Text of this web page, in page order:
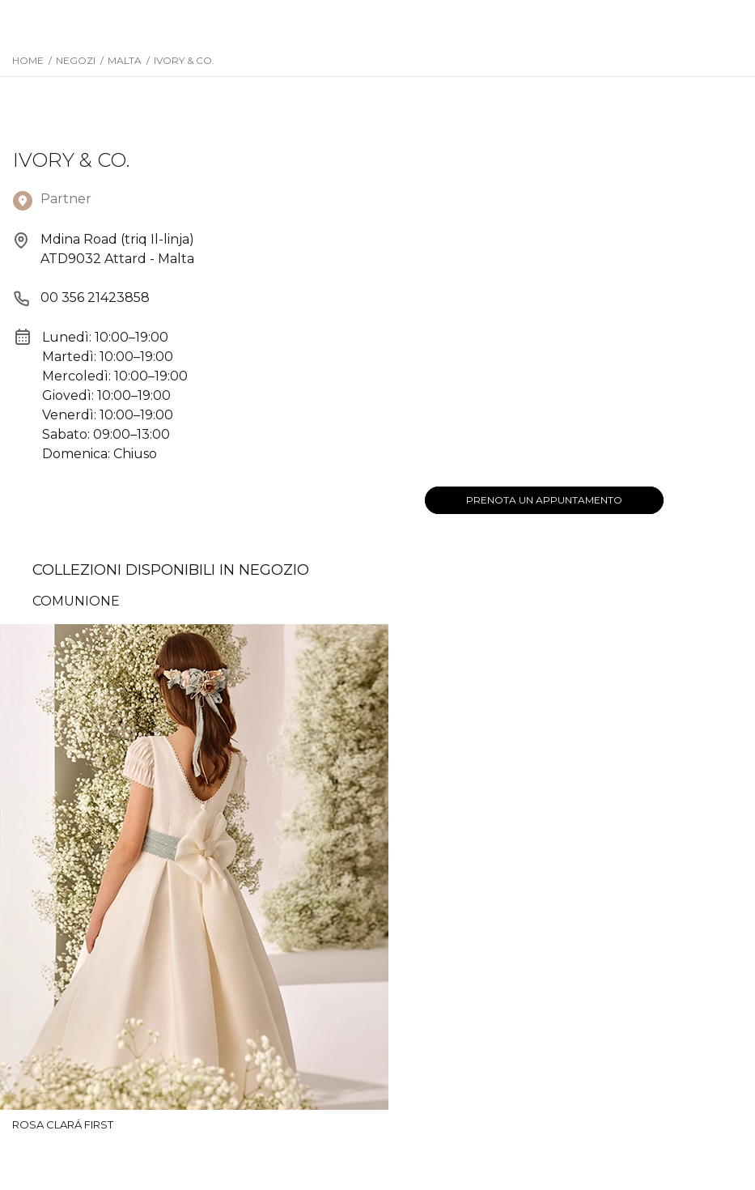
HOME / NEGOZI / MALTA / IVORY & CO.
IVORY & CO.
Partner
Mdina Road (triq Il-linja)
ATD9032 Attard - Malta
00 356 21423858
Lunedì: 10:00–19:00
Martedì: 10:00–19:00
Mercoledì: 10:00–19:00
Giovedì: 10:00–19:00
Venerdì: 10:00–19:00
Sabato: 09:00–13:00
Domenica: Chiuso
PRENOTA UN APPUNTAMENTO
COLLEZIONI DISPONIBILI IN NEGOZIO
COMUNIONE
ROSA CLARÁ FIRST